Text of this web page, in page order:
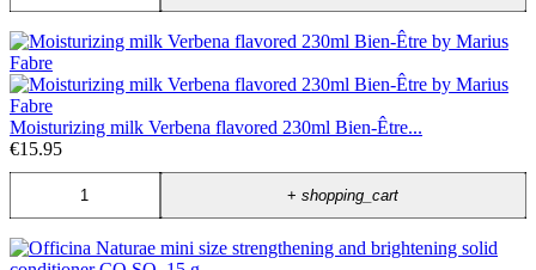
Moisturizing milk Verbena flavored 230ml Bien-Être...
€15.95
+shopping_cart